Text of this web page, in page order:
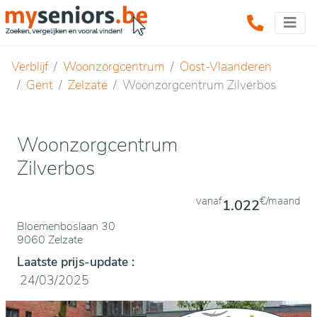
Verblijf Woonzorgcentrum
Oost-Vlaanderen
Gent
Zelzate Woonzorgcentrum Zilverbos
Woonzorgcentrum
Zilverbos
Bloemenboslaan 30
9060 Zelzate
vanaf1.022€/maand
Laatste prijs-update :
24/03/2025